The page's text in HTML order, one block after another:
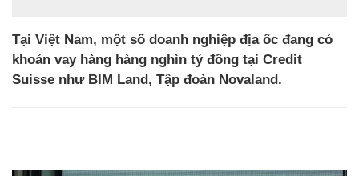
Tại Việt Nam, một số doanh nghiệp địa ốc đang có
khoản vay hàng hàng nghìn tỷ đồng tại Credit
Suisse như BIM Land, Tập đoàn Novaland.